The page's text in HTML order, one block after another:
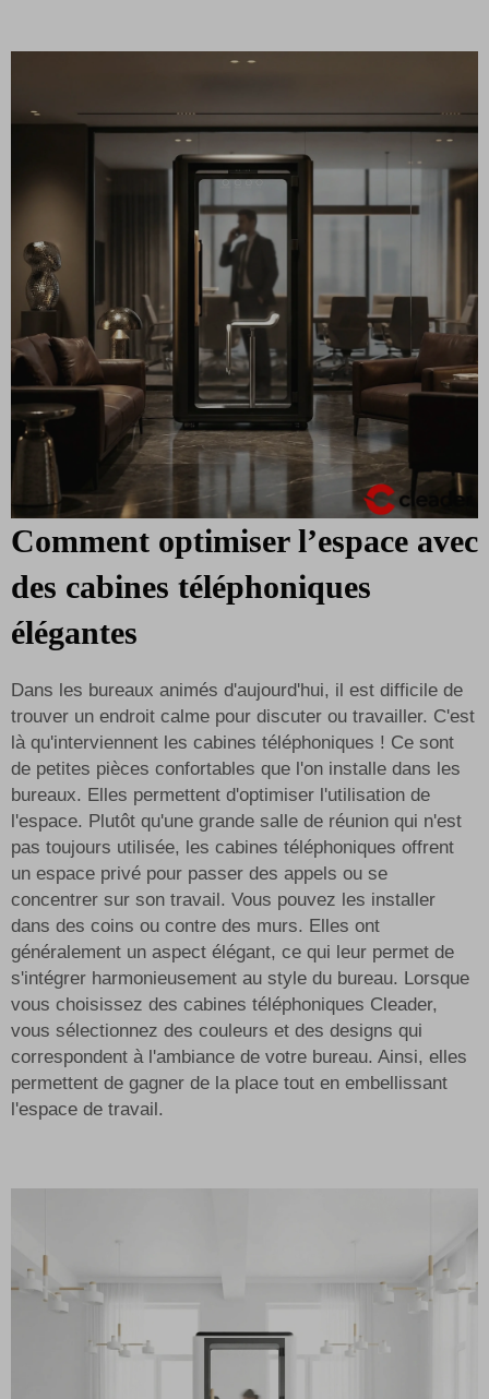
Comment optimiser l’espace avec
des cabines téléphoniques
élégantes
Dans les bureaux animés d'aujourd'hui, il est difficile de
trouver un endroit calme pour discuter ou travailler. C'est
là qu'interviennent les cabines téléphoniques ! Ce sont
de petites pièces confortables que l'on installe dans les
bureaux. Elles permettent d'optimiser l'utilisation de
l'espace. Plutôt qu'une grande salle de réunion qui n'est
pas toujours utilisée, les cabines téléphoniques offrent
un espace privé pour passer des appels ou se
concentrer sur son travail. Vous pouvez les installer
dans des coins ou contre des murs. Elles ont
généralement un aspect élégant, ce qui leur permet de
s'intégrer harmonieusement au style du bureau. Lorsque
vous choisissez des cabines téléphoniques Cleader,
vous sélectionnez des couleurs et des designs qui
correspondent à l'ambiance de votre bureau. Ainsi, elles
permettent de gagner de la place tout en embellissant
l'espace de travail.